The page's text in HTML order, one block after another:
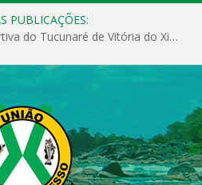
PUBLICAÇÕES:
4º Torneio de Pesca Esportiva do Tucunaré de Vitória do Xingu